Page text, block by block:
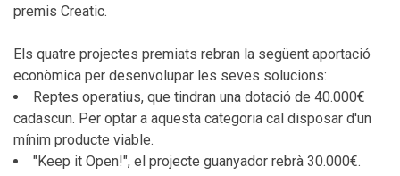
premis Creatic.
Els quatre projectes premiats rebran la següent aportació
econòmica per desenvolupar les seves solucions:
Reptes operatius, que tindran una dotació de 40.000€
cadascun. Per optar a aquesta categoria cal disposar d'un
mínim producte viable.
"Keep it Open!", el projecte guanyador rebrà 30.000€.